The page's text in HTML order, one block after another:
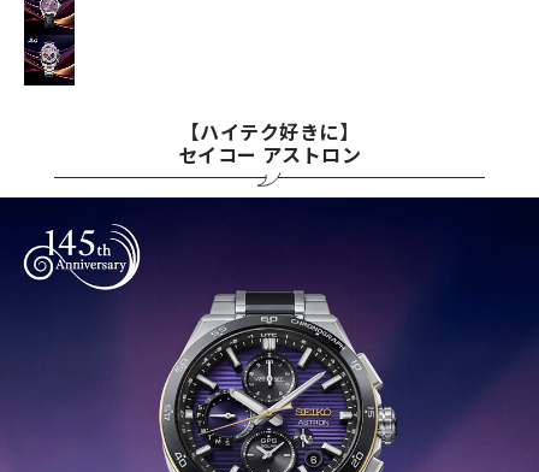
【ハイテク好きに】
セイコー アストロン